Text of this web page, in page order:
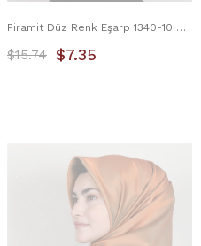
Piramit Düz Renk Eşarp 1340-10 Haki
$7.35
$15.74